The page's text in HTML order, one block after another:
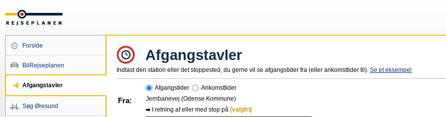
Forside
BilRejseplanen
Afgangstavler
Søg Øresund
Afgangstavler
Indtast den station eller det stoppested, du gerne vil se afgangstider fra (eller ankomsttider til). Se et eksempel
Afgangstider Ankomsttider
Fra:
Jernbanevej (Odense Kommune)
I retning af eller med stop på (valgfri)